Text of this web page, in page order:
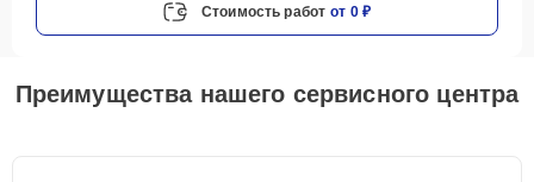
Стоимость работ от 0 ₽
Преимущества нашего сервисного центра